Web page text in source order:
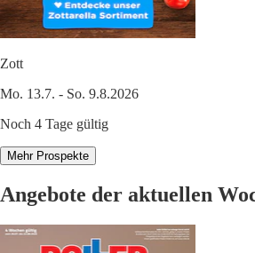
Zott
Mo. 13.7. - So. 9.8.2026
Noch 4 Tage gültig
Mehr Prospekte
Angebote der aktuellen